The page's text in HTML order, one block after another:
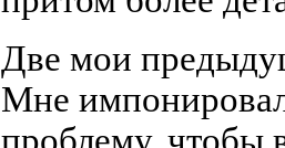
Две мои
Мне
проблему, чтобы